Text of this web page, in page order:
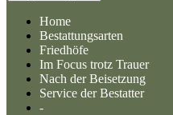
Home
Bestattungsarten
Friedhöfe
Im Focus trotz Trauer
Nach der Beisetzung
Service der Bestatter
-